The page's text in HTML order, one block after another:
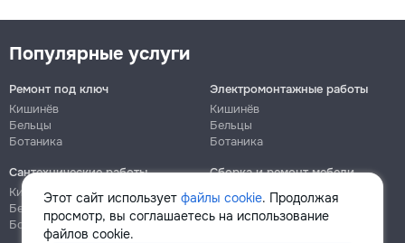
Этот сайт использует файлы cookie. Продолжая
просмотр, вы соглашаетесь на использование
файлов cookie.
Популярные услуги
Ремонт под ключ
Кишинёв
Бельцы
Ботаника
Электромонтажные работы
Кишинёв
Бельцы
Ботаника
Сантехнические работы
Кишинёв
Бельцы
Ботаника
Сборка и ремонт мебели
Кишинёв
Ботаника